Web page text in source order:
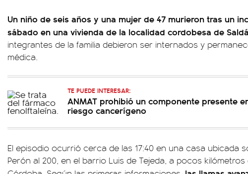
Un niño de seis años y una mujer de 47 murieron tras un
sábado en una vivienda de la localidad cordobesa de
integrantes de la familia debieron ser internados y
médica.
TE PUEDE INTERESAR:
ANMAT prohibió un componente presente
riesgo cancerígeno
El episodio ocurrió cerca de las 17:40 en una casa ubicada
Perón al 200, en el barrio Luis de Tejeda, a pocos